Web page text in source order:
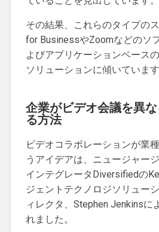
その結果、これらのタイプの
for BusinessやZoomなどのソ
よびアプリケーションベース
ソリューションに傾いています
企業がビデオ会議を異
る方法
ビデオコラボレーションが業
うアイデアは、ニュージャー
インテグレータDiversifiedの
ジェントテクノロジソリュー
ィレクタ、Stephen Jenkinsに
れました。